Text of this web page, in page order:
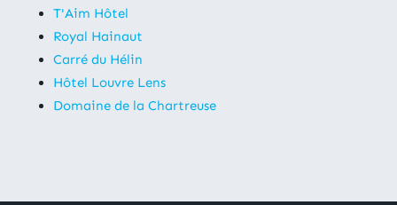
T'Aim Hôtel
Royal Hainaut
Carré du Hélin
Hôtel Louvre Lens
Domaine de la Chartreuse